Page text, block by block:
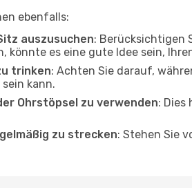
ebenfalls:
auszusuchen: Berücksichtigen
könnte es eine gute Idee sein,
trinken: Achten Sie darauf,
kann.
Ohrstöpsel zu verwenden: Dies
zu strecken: Stehen Sie